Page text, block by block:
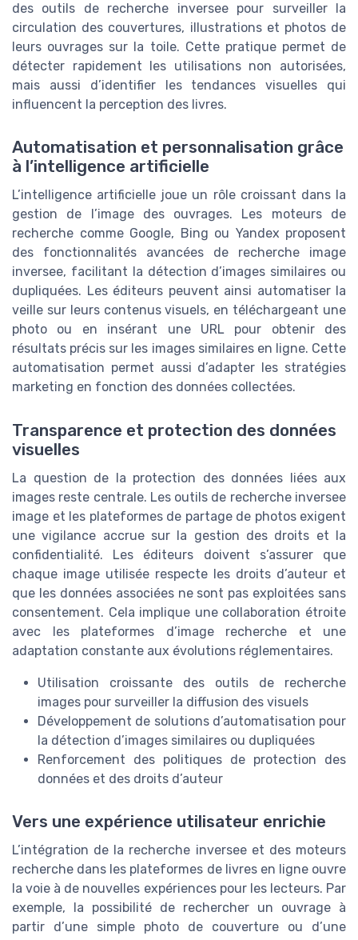
des outils de recherche inversee pour surveiller la
circulation des couvertures, illustrations et photos de
leurs ouvrages sur la toile. Cette pratique permet de
détecter rapidement les utilisations non autorisées,
mais aussi d’identifier les tendances visuelles qui
influencent la perception des livres.
Automatisation et personnalisation grâce
à l’intelligence artificielle
L’intelligence artificielle joue un rôle croissant dans la
gestion de l’image des ouvrages. Les moteurs de
recherche comme Google, Bing ou Yandex proposent
des fonctionnalités avancées de recherche image
inversee, facilitant la détection d’images similaires ou
dupliquées. Les éditeurs peuvent ainsi automatiser la
veille sur leurs contenus visuels, en téléchargeant une
photo ou en insérant une URL pour obtenir des
résultats précis sur les images similaires en ligne. Cette
automatisation permet aussi d’adapter les stratégies
marketing en fonction des données collectées.
Transparence et protection des données
visuelles
La question de la protection des données liées aux
images reste centrale. Les outils de recherche inversee
image et les plateformes de partage de photos exigent
une vigilance accrue sur la gestion des droits et la
confidentialité. Les éditeurs doivent s’assurer que
chaque image utilisée respecte les droits d’auteur et
que les données associées ne sont pas exploitées sans
consentement. Cela implique une collaboration étroite
avec les plateformes d’image recherche et une
adaptation constante aux évolutions réglementaires.
Utilisation croissante des outils de recherche
images pour surveiller la diffusion des visuels
Développement de solutions d’automatisation pour
la détection d’images similaires ou dupliquées
Renforcement des politiques de protection des
données et des droits d’auteur
Vers une expérience utilisateur enrichie
L’intégration de la recherche inversee et des moteurs
recherche dans les plateformes de livres en ligne ouvre
la voie à de nouvelles expériences pour les lecteurs. Par
exemple, la possibilité de rechercher un ouvrage à
partir d’une simple photo de couverture ou d’une